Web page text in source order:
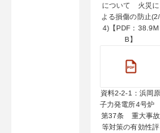
について 火災に
よる損傷の防止(2/
4)【PDF：38.9M
B】
資料2-2-1：浜岡原
子力発電所4号炉
第37条 重大事故
等対策の有効性評